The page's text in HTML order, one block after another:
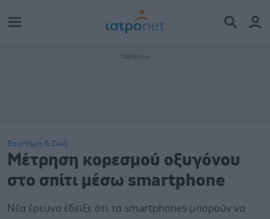
Επιστήμη & Ζωή
Μέτρηση κορεσμού οξυγόνου
στο σπίτι μέσω smartphone
Νέα έρευνα έδειξε ότι τα smartphones μπορούν να